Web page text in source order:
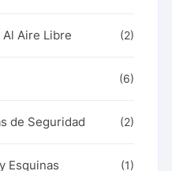
Aire Libre (2)
(6)
de Seguridad (2)
Esquinas (1)